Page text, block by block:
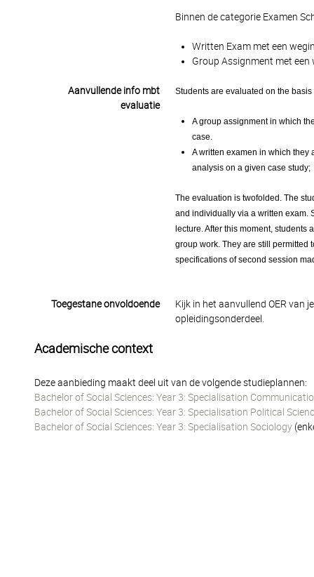
Binnen de categorie Examen
Written Exam met een
Group Assignment met
Aanvullende info mbt
evaluatie
Students are evaluated on the basis
A group assignment in which
case.
A written examen in which
analysis on a given case study;
The evaluation is twofolded. The
and individually via a written exam.
lecture. After this moment,
group work. They are still permitted
specifications of second session
Toegestane onvoldoende
Kijk in het aanvullend OER van
opleidingsonderdeel.
Academische context
Deze aanbieding maakt deel uit van de volgende studieplannen:
Bachelor of Social Sciences: Year 3: Specialisation
Bachelor of Social Sciences: Year 3: Specialisation Political
Bachelor of Social Sciences: Year 3: Specialisation Sociology